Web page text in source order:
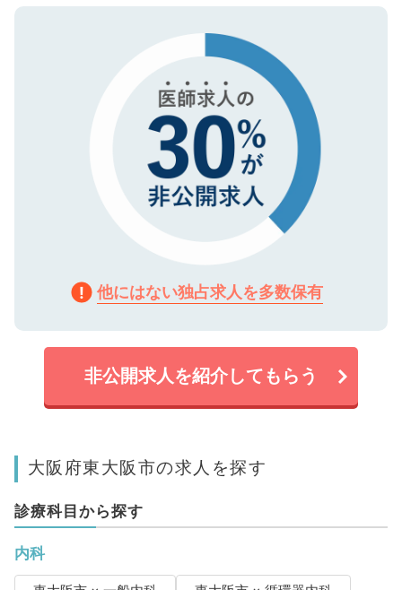
で、機密保持に関してもご安心ください。
ので、まずはご登録ください。
他にはない独占求人を多数保有
非公開求人を紹介してもらう
大阪府東大阪市の求人を探す
診療科目から探す
内科